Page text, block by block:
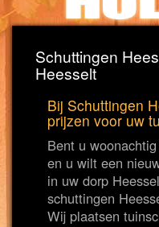
Schuttingen
Heesselt
Bij Schuttingen
prijzen voor uw
Bent u
en u wilt een
in uw dorp
schuttingen
Wij plaatsen